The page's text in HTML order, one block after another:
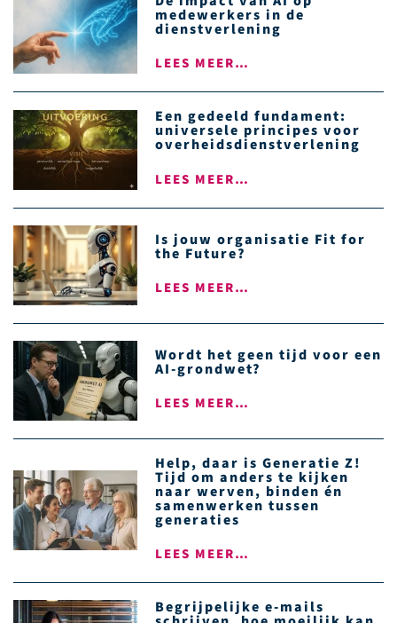
medewerkers in de
dienstverlening
LEES MEER…
Een gedeeld fundament:
universele principes voor
overheidsdienstverlening
LEES MEER…
Is jouw organisatie Fit for
the Future?
LEES MEER…
Wordt het geen tijd voor een
AI-grondwet?
LEES MEER…
Help, daar is Generatie Z!
Tijd om anders te kijken
naar werven, binden én
samenwerken tussen
generaties
LEES MEER…
Begrijpelijke e-mails